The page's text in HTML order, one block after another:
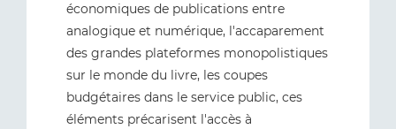
économiques de publications entre
analogique et numérique, l'accaparement
des grandes plateformes monopolistiques
sur le monde du livre, les coupes
budgétaires dans le service public, ces
éléments précarisent l'accès à